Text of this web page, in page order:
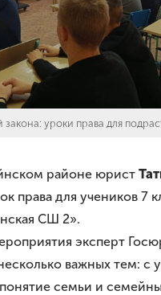
закона: уроки права для
районе юрист
права для учеников 7
СШ 2».
эксперт
важных тем: с
семьи и